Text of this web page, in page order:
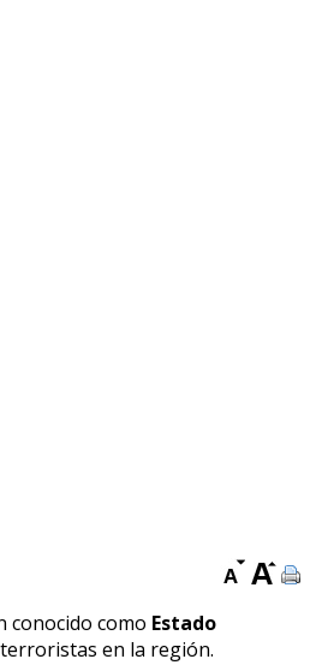
conocido como Estado
en la región.